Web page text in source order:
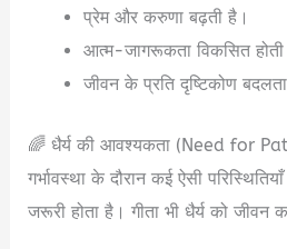
प्रेम और करुणा बढ़ती है।
आत्म-जागरूकता विकसित होती
जीवन के प्रति दृष्टिकोण
🌈 धैर्य की आवश्यकता (Need for
गर्भावस्था के दौरान कई ऐसी
जरूरी होता है। गीता भी धैर्य को जीवन